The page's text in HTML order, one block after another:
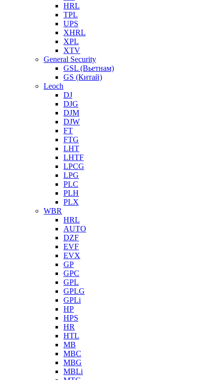
HRL
TPL
UPS
XHRL
XPL
XTV
General Security
GSL (Вьетнам)
GS (Китай)
Leoch
DJ
DJG
DJM
DJW
FT
FTG
LHT
LHTF
LPCG
LPG
PLC
PLH
PLX
WBR
HRL
AUTO
DZF
EVF
EVX
GP
GPC
GPL
GPLG
GPLi
HP
HPS
HR
HTL
MB
MBC
MBG
MBLi